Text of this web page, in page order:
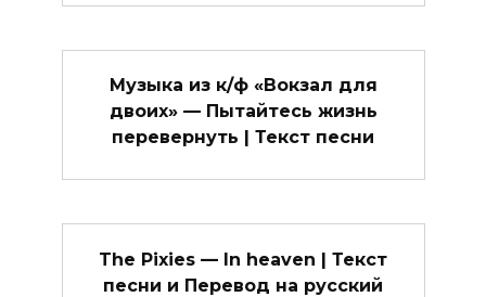
Музыка из к/ф «Вокзал для
двоих» — Пытайтесь жизнь
перевернуть | Текст песни
The Pixies — In heaven | Текст
песни и Перевод на русский